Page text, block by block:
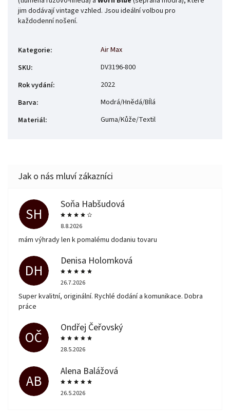
jim dodávají vintage vzhled. Jsou ideální volbou pro
každodenní nošení.
Kategorie:
Air Max
SKU:
DV3196-800
Rok vydání:
2022
Barva:
Modrá/Hnědá/BÍlá
Materiál: Guma/Kůže/Textil
SH
Soňa Habšudová
8.8.2026
mám výhrady len k pomalému dodaniu tovaru
DH
Denisa Holomková
26.7.2026
Super kvalitní, originální. Rychlé dodání a komunikace. Dobra
práce
OČ
Ondřej Čeřovský
28.5.2026
AB
Alena Balážová
26.5.2026